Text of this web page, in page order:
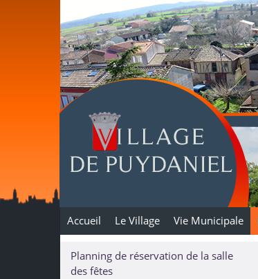
Puydaniel
Accueil Le Village Vie Municipale
Planning de réservation de la salle
des fêtes